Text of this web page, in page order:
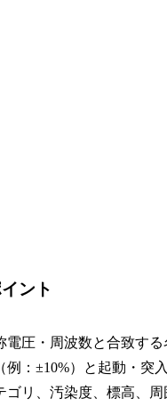
ント
電圧・周波数と合致す
例：±10%）と起動・突
ゴリ、汚染度、標高、